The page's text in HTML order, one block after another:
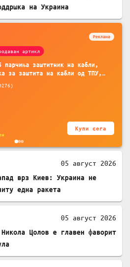
на Украина
Реклама
артикл
парчиња заштитник на кабли,
за заштита на кабли од ТПУ,
за заштита на кабли, без
за мобилни телефони, комплет
)
Купи сега
05 август 2026
врз Киев: Украина не
една ракета
05 август 2026
Цолов е главен фаворит